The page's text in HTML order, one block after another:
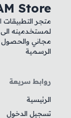
Store
متجر التطبيقات
لمستخدمينه
مجاني والحصول
الرسمية
روابط سريعة
الرئيسية
تسجيل الدخول